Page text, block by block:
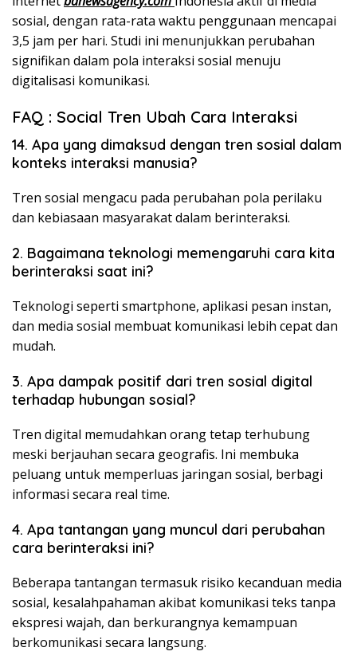
sosial, dengan rata-rata waktu penggunaan mencapai
3,5 jam per hari. Studi ini menunjukkan perubahan
signifikan dalam pola interaksi sosial menuju
digitalisasi komunikasi.
FAQ : Social Tren Ubah Cara Interaksi
14. Apa yang dimaksud dengan tren sosial dalam
konteks interaksi manusia?
Tren sosial mengacu pada perubahan pola perilaku
dan kebiasaan masyarakat dalam berinteraksi.
2. Bagaimana teknologi memengaruhi cara kita
berinteraksi saat ini?
Teknologi seperti smartphone, aplikasi pesan instan,
dan media sosial membuat komunikasi lebih cepat dan
mudah.
3. Apa dampak positif dari tren sosial digital
terhadap hubungan sosial?
Tren digital memudahkan orang tetap terhubung
meski berjauhan secara geografis. Ini membuka
peluang untuk memperluas jaringan sosial, berbagi
informasi secara real time.
4. Apa tantangan yang muncul dari perubahan
cara berinteraksi ini?
Beberapa tantangan termasuk risiko kecanduan media
sosial, kesalahpahaman akibat komunikasi teks tanpa
ekspresi wajah, dan berkurangnya kemampuan
berkomunikasi secara langsung.